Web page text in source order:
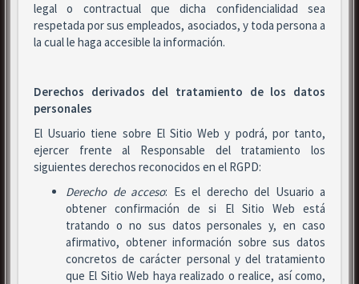
legal o contractual que dicha confidencialidad sea
respetada por sus empleados, asociados, y toda persona a
la cual le haga accesible la información.
Derechos derivados del tratamiento de los datos
personales
El Usuario tiene sobre El Sitio Web y podrá, por tanto,
ejercer frente al Responsable del tratamiento los
siguientes derechos reconocidos en el RGPD:
Derecho de acceso: Es el derecho del Usuario a
obtener confirmación de si El Sitio Web está
tratando o no sus datos personales y, en caso
afirmativo, obtener información sobre sus datos
concretos de carácter personal y del tratamiento
que El Sitio Web haya realizado o realice, así como,